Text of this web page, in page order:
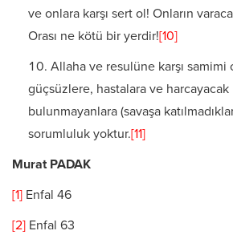
ve onlara karşı sert ol! Onların
Orası ne kötü bir yerdir![10]
Allaha ve resulüne karşı samimi
güçsüzlere, hastalara ve harcayacak
bulunmayanlara (savaşa
sorumluluk yoktur.[11]
Murat PADAK
[1] Enfal 46
[2] Enfal 63